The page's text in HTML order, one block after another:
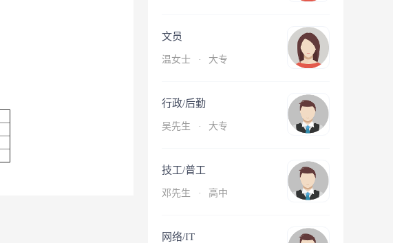
文员
温女士 · 大专
行政/后勤
吴先生 · 大专
技工/普工
邓先生 · 高中
网络/IT